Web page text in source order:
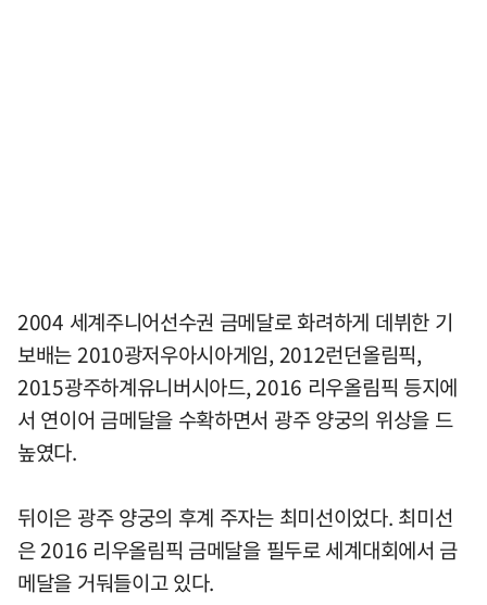
2004 세계주니어선수권 금메달로 화려하게 데뷔한 기
보배는 2010광저우아시아게임, 2012런던올림픽,
2015광주하계유니버시아드, 2016 리우올림픽 등지에
서 연이어 금메달을 수확하면서 광주 양궁의 위상을 드
높였다.
뒤이은 광주 양궁의 후계 주자는 최미선이었다. 최미선
은 2016 리우올림픽 금메달을 필두로 세계대회에서 금
메달을 거둬들이고 있다.